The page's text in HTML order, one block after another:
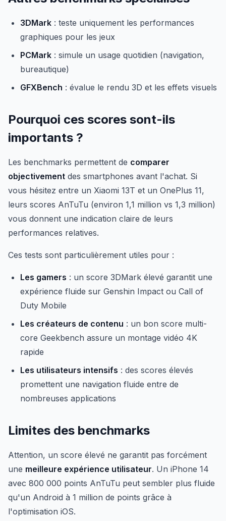
3DMark : teste uniquement les performances
graphiques pour les jeux
PCMark : simule un usage quotidien (navigation,
bureautique)
GFXBench : évalue le rendu 3D et les effets visuels
Pourquoi ces scores sont-ils
importants ?
Les benchmarks permettent de comparer
objectivement des smartphones avant l'achat. Si
vous hésitez entre un Xiaomi 13T et un OnePlus 11,
leurs scores AnTuTu (environ 1,1 million vs 1,3 million)
vous donnent une indication claire de leurs
performances relatives.
Ces tests sont particulièrement utiles pour :
Les gamers : un score 3DMark élevé garantit une
expérience fluide sur Genshin Impact ou Call of
Duty Mobile
Les créateurs de contenu : un bon score multi-
core Geekbench assure un montage vidéo 4K
rapide
Les utilisateurs intensifs : des scores élevés
promettent une navigation fluide entre de
nombreuses applications
Limites des benchmarks
Attention, un score élevé ne garantit pas forcément
une meilleure expérience utilisateur. Un iPhone 14
avec 800 000 points AnTuTu peut sembler plus fluide
qu'un Android à 1 million de points grâce à
l'optimisation iOS.